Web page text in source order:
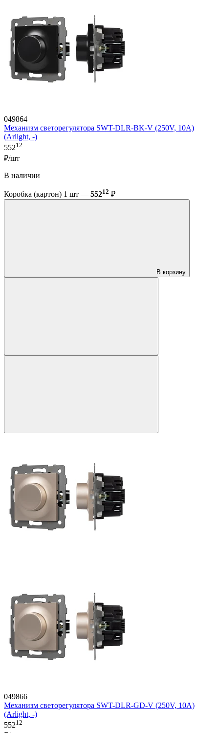
049864
Механизм светорегулятора SWT-DLR-BK-V (250V, 10A)
(Arlight, -)
55212
₽/шт
В наличии
Коробка (картон) 1 шт — 55212 ₽
В корзину
049866
Механизм светорегулятора SWT-DLR-GD-V (250V, 10A)
(Arlight, -)
55212